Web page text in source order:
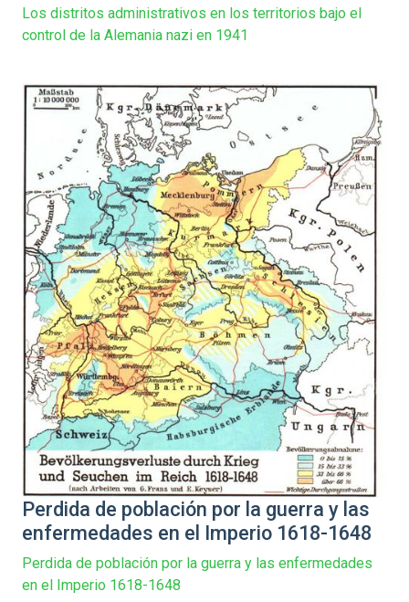
Los distritos administrativos en los territorios bajo el
control de la Alemania nazi en 1941
Perdida de población por la guerra y las
enfermedades en el Imperio 1618-1648
Perdida de población por la guerra y las enfermedades
en el Imperio 1618-1648